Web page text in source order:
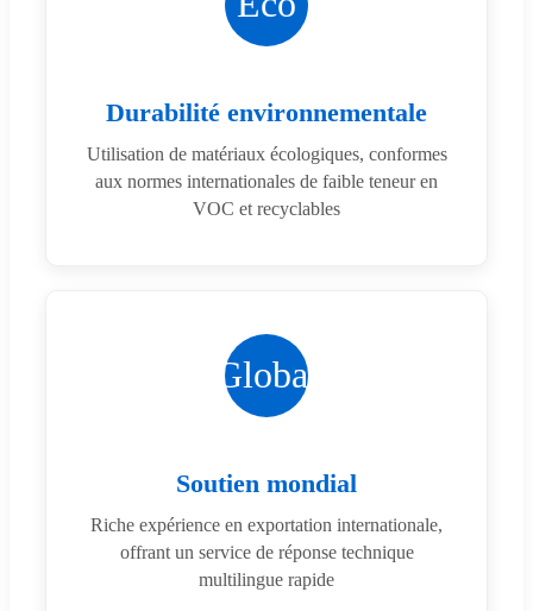
Durabilité environnementale
Utilisation de matériaux écologiques, conformes
aux normes internationales de faible teneur en
VOC et recyclables
Global
Soutien mondial
Riche expérience en exportation internationale,
offrant un service de réponse technique
multilingue rapide